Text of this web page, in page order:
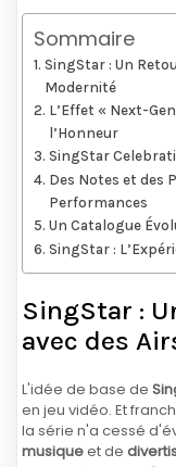
Sommaire
SingStar : Un
Modernité
L’Effet « Next-
l’Honneur
SingStar
Des Notes et des
Performances
Un Catalogue
SingStar :
SingStar :
avec des
L'idée de base de
en jeu vidéo. Et
la série n'a cessé
musiqueet de